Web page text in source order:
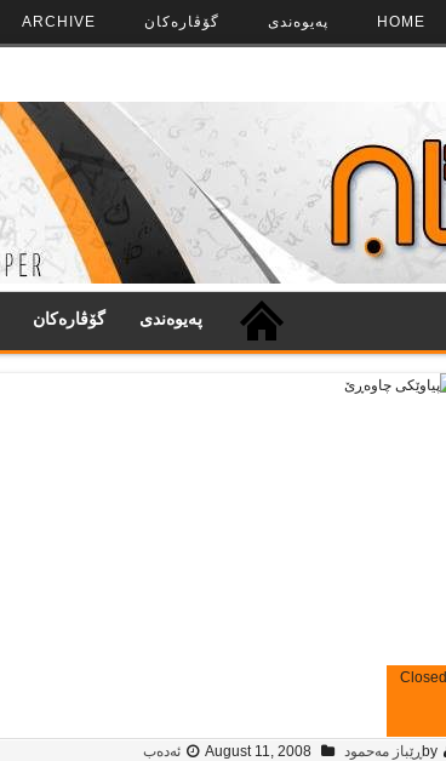
ARCHIVE گۆڤاره‌کان په‌‌یوه‌ندی HOME
گۆڤاره‌کان په‌‌یوه‌ندی
Closed
by ڕێباز مەحمود August 11, 2008 ئەدەب